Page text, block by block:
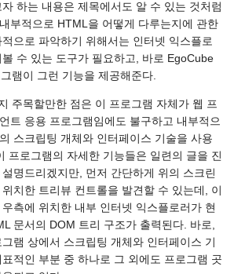
하는 내용은 제목에서도 알 수 있는 것처럼
부적으로 HTML을 어떻게 다루는지에 관한
으로 파악하기 위해서는 인터넷 익스플로
수 있는 도구가 필요하고, 바로 EgoCube
램이 그런 기능을 제공해준다.
주목할만한 점은 이 프로그램 자체가 웹 프
트 응용 프로그램임에도 불구하고 내부적으
스크립팅 개체와 인터페이스 기술을 사용
프로그램의 자세한 기능들은 일련의 글을 진
명드리겠지만, 먼저 간단하게 위의 스크린
치한 트리뷰 컨트롤을 발견할 수 있는데, 이
측에 위치한 내부 인터넷 익스플로러가 현
문서의 DOM 트리 구조가 출력된다. 바로,
램 상에서 스크립팅 개체와 인터페이스 기
적인 부분 중 하나로 그 외에도 프로그램 곳